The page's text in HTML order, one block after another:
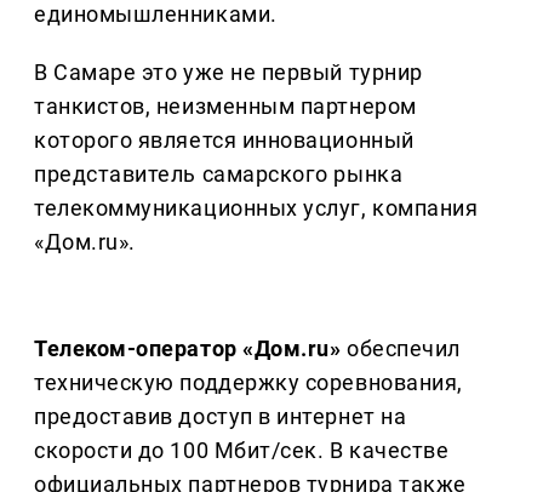
единомышленниками.
В Самаре это уже не первый турнир
танкистов, неизменным партнером
которого является инновационный
представитель самарского рынка
телекоммуникационных услуг, компания
«Дом.ru».
Телеком-оператор «Дом.ru» обеспечил
техническую поддержку соревнования,
предоставив доступ в интернет на
скорости до 100 Мбит/сек. В качестве
официальных партнеров турнира также